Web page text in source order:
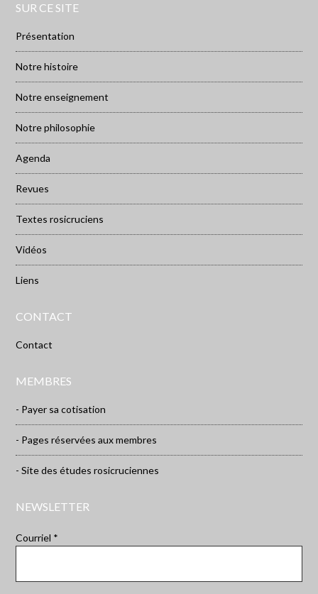
SUR CE SITE
Présentation
Notre histoire
Notre enseignement
Notre philosophie
Agenda
Revues
Textes rosicruciens
Vidéos
Liens
CONTACT
Contact
MEMBRES
- Payer sa cotisation
- Pages réservées aux membres
- Site des études rosicruciennes
NEWSLETTER
Courriel *